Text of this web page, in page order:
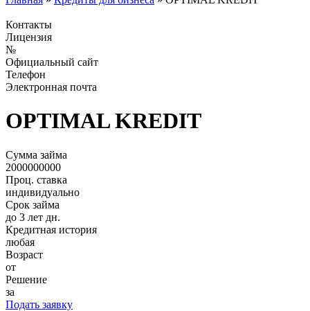
Контакты
Лицензия
№
Официальный сайт
Телефон
Электронная почта
OPTIMAL KREDIT
Сумма займа
2000000000
Проц. ставка
индивидуально
Срок займа
до 3 лет дн.
Кредитная история
любая
Возраст
от
Решение
за
Подать заявку